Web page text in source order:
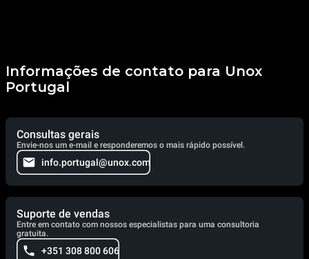
Informações de contato para Unox
Portugal
Consultas gerais
Envie-nos um e-mail e responderemos o mais rápido possível.
info.portugal@unox.com
Suporte de vendas
Entre em contato com nossos especialistas para uma consultoria
gratuita.
+351 308 800 606